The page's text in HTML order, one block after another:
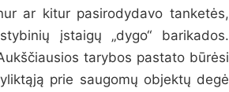
ar kitur pasirodydavo tanketės,
įstaigų „dygo“ barikados.
tarybos pastato būrėsi
prie saugomų objektų degė